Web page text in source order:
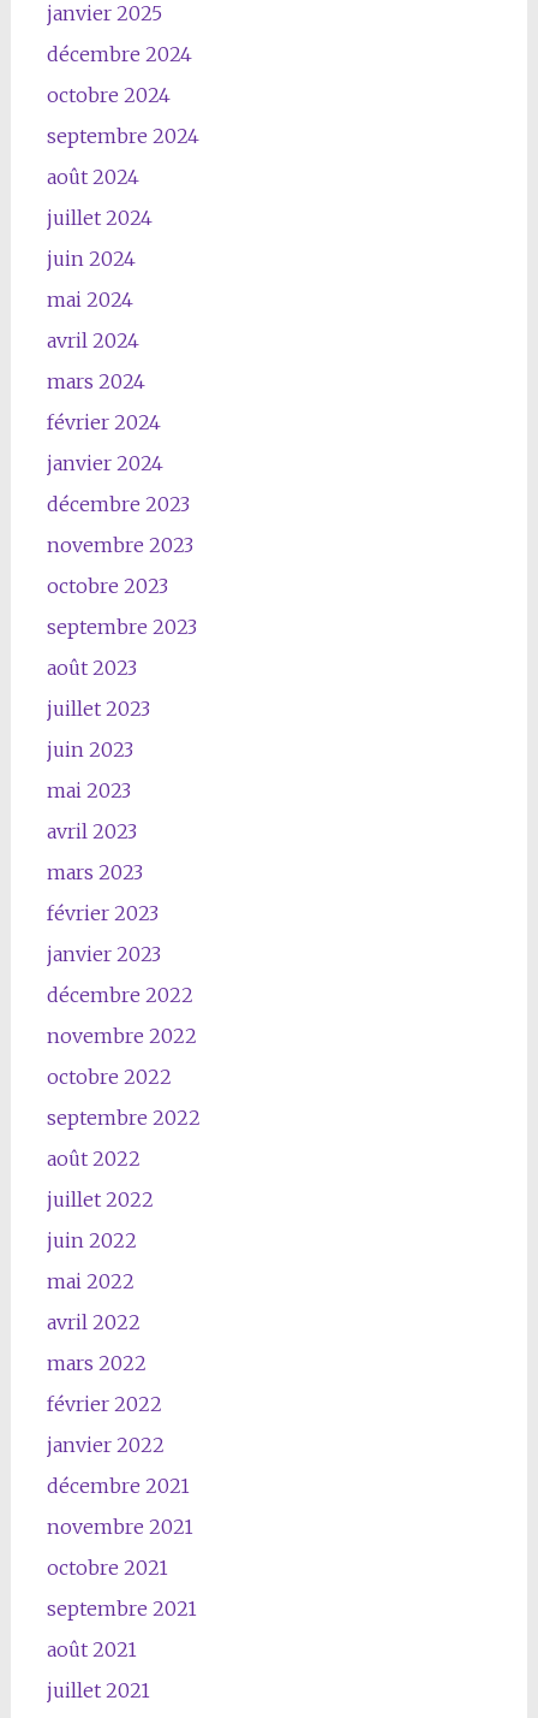
janvier 2025
décembre 2024
octobre 2024
septembre 2024
août 2024
juillet 2024
juin 2024
mai 2024
avril 2024
mars 2024
février 2024
janvier 2024
décembre 2023
novembre 2023
octobre 2023
septembre 2023
août 2023
juillet 2023
juin 2023
mai 2023
avril 2023
mars 2023
février 2023
janvier 2023
décembre 2022
novembre 2022
octobre 2022
septembre 2022
août 2022
juillet 2022
juin 2022
mai 2022
avril 2022
mars 2022
février 2022
janvier 2022
décembre 2021
novembre 2021
octobre 2021
septembre 2021
août 2021
juillet 2021